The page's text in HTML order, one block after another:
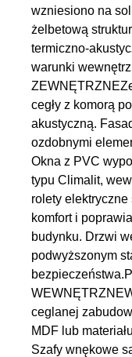
wzniesiono na
żelbetową
termiczno-
warunki
cegły z komorą
akustyczną.
ozdobnymi
Okna z PVC
typu Climalit,
rolety
komfort i
budynku. Drzwi
podwyższonym
ceglanej
MDF lub
Szafy wnękowe